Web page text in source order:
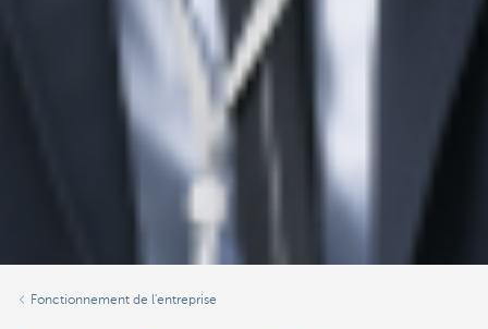
Fonctionnement de l'entreprise